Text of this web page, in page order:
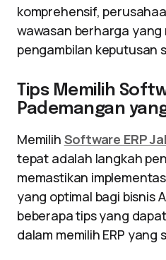
komprehensif,
wawasan berharga
pengambilan keputusan
Tips Memilih
Pademangan
Memilih Software ERP
tepat adalah langkah
memastikan
yang optimal bagi bisnis
beberapa tips yang
dalam memilih ERP yang